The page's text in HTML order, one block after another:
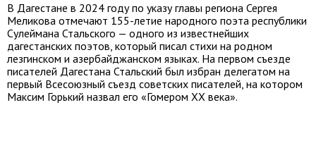
В Дагестане в 2024 году по указу главы региона Сергея
Меликова отмечают 155-летие народного поэта республики
Сулеймана Стальского — одного из известнейших
дагестанских поэтов, который писал стихи на родном
лезгинском и азербайджанском языках. На первом съезде
писателей Дагестана Стальский был избран делегатом на
первый Всесоюзный съезд советских писателей, на котором
Максим Горький назвал его «Гомером XX века».